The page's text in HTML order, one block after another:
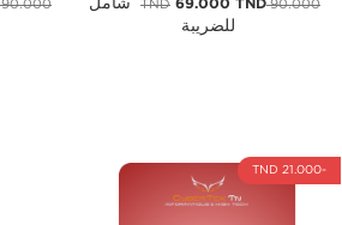
90.000 TND
69.000 TND
شامل
للضريبة
90.000 TND
-21.000 TND